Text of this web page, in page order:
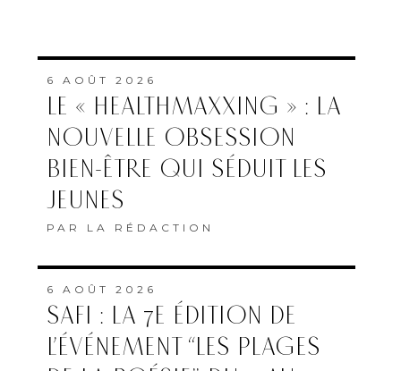
6 AOÛT 2026
LE « HEALTHMAXXING » : LA
NOUVELLE OBSESSION
BIEN-ÊTRE QUI SÉDUIT LES
JEUNES
PAR LA RÉDACTION
6 AOÛT 2026
SAFI : LA 7E ÉDITION DE
L’ÉVÉNEMENT “LES PLAGES